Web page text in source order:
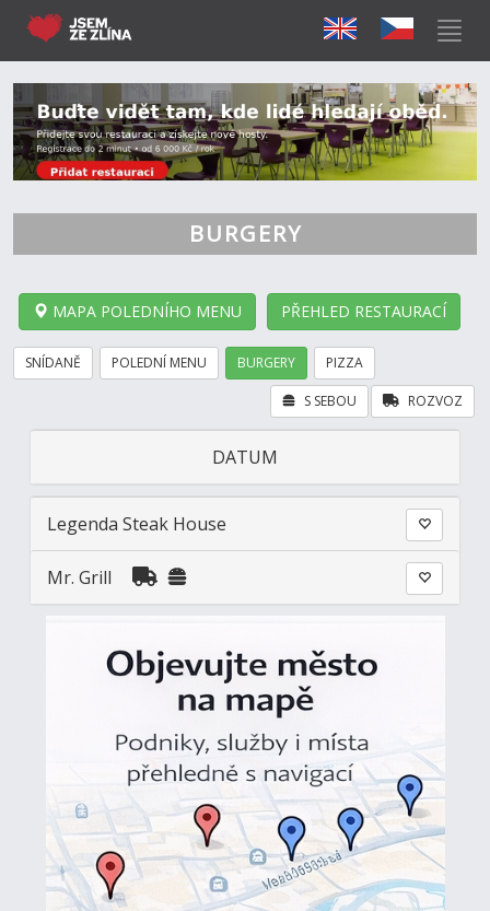
BURGERY
MAPA POLEDNÍHO MENU PŘEHLED RESTAURACÍ
SNÍDANĚ POLEDNÍ MENU BURGERY PIZZA
ROZVOZ
S SEBOU
DATUM
Legenda Steak House
Mr. Grill